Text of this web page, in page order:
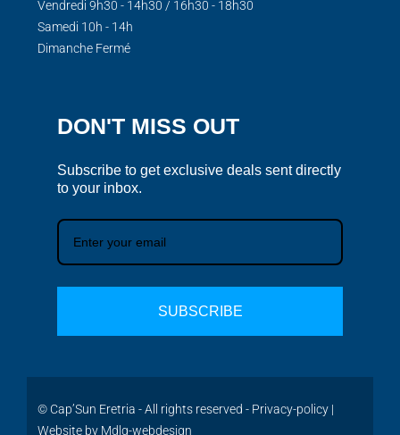
Vendredi 9h30 - 14h30 / 16h30 - 18h30
Samedi 10h - 14h
Dimanche Fermé
DON'T MISS OUT
Subscribe to get exclusive deals sent directly
to your inbox.
SUBSCRIBE
© Cap’Sun Eretria - All rights reserved - Privacy-policy |
Website by Mdlg-webdesign